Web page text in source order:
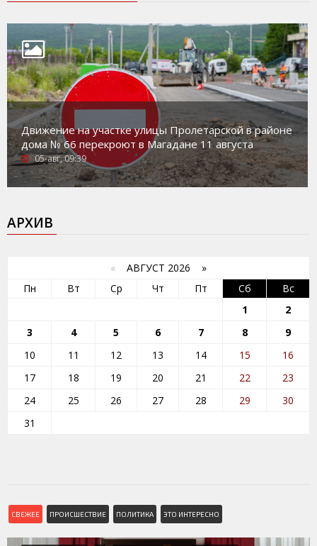
Движение на участке улицы Пролетарской в районе
дома № 66 перекроют в Магадане 11 августа
05-авг, 09:39
АРХИВ
« АВГУСТ 2026 »
Пн
Вт Ср Чт Пт Сб
Вс
1
2
3
4 5 6 7 8
9
10
11 12 13 14 15
16
17
18 19 20 21 22
23
24
25 26 27 28 29
30
31
СВЕЖЕЕ ПРОИСШЕСТВИЕ ПОЛИТИКА ЭТО ИНТЕРЕСНО